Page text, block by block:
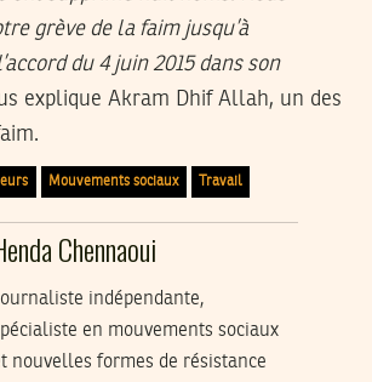
grève de la faim jusqu’à
du 4 juin 2015 dans son
explique Akram Dhif Allah, un des
Mouvements sociaux Travail
Chennaoui
indépendante,
en mouvements sociaux
nouvelles formes de résistance